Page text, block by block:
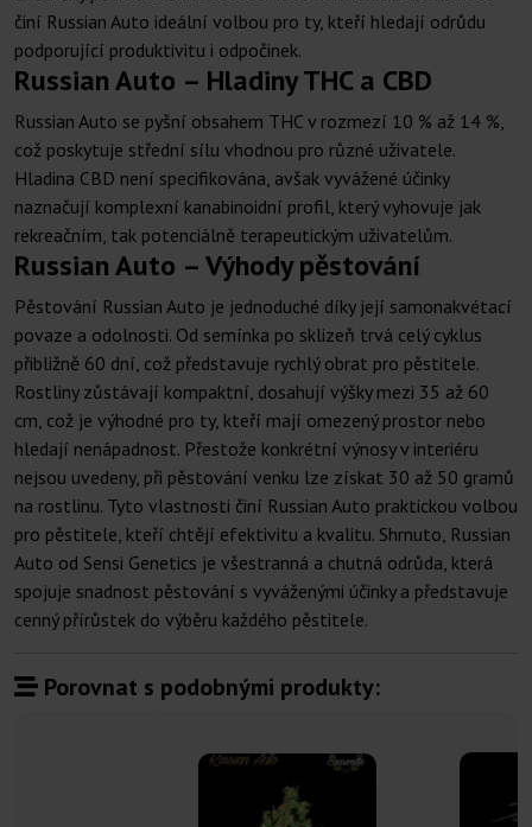
činí Russian Auto ideální volbou pro ty, kteří hledají odrůdu
podporující produktivitu i odpočinek.
Russian Auto – Hladiny THC a CBD
Russian Auto se pyšní obsahem THC v rozmezí 10 % až 14 %,
což poskytuje střední sílu vhodnou pro různé uživatele.
Hladina CBD není specifikována, avšak vyvážené účinky
naznačují komplexní kanabinoidní profil, který vyhovuje jak
rekreačním, tak potenciálně terapeutickým uživatelům.
Russian Auto – Výhody pěstování
Pěstování Russian Auto je jednoduché díky její samonakvétací
povaze a odolnosti. Od semínka po sklizeň trvá celý cyklus
přibližně 60 dní, což představuje rychlý obrat pro pěstitele.
Rostliny zůstávají kompaktní, dosahují výšky mezi 35 až 60
cm, což je výhodné pro ty, kteří mají omezený prostor nebo
hledají nenápadnost. Přestože konkrétní výnosy v interiéru
nejsou uvedeny, při pěstování venku lze získat 30 až 50 gramů
na rostlinu. Tyto vlastnosti činí Russian Auto praktickou volbou
pro pěstitele, kteří chtějí efektivitu a kvalitu. Shrnuto, Russian
Auto od Sensi Genetics je všestranná a chutná odrůda, která
spojuje snadnost pěstování s vyváženými účinky a představuje
cenný přírůstek do výběru každého pěstitele.
Porovnat s podobnými produkty: